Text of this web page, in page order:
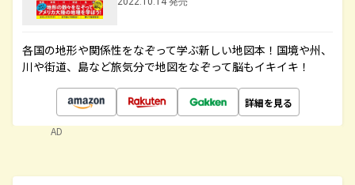
各国の地形や関係性をなぞって学ぶ新しい地図本！国境や州、
川や街道、島など旅気分で地図をなぞって脳もイキイキ！
詳細を見る
AD